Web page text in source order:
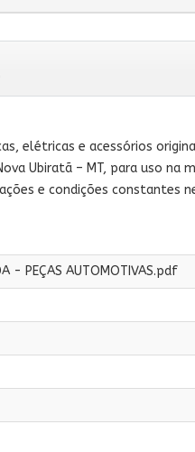
elétricas e acessórios
Ubiratã – MT, para uso na
e condições constantes
- PEÇAS AUTOMOTIVAS.pdf